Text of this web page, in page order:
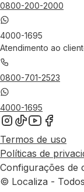
0800-200-2000
4000-1695
Atendimento ao
0800-701-2523
4000-1695
Termos de uso
Políticas de
Configurações de
© Localiza -